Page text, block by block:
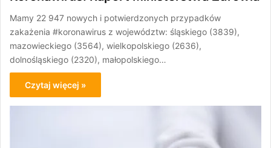
Mamy 22 947 nowych i potwierdzonych przypadków
zakażenia #koronawirus z województw: śląskiego (3839),
mazowieckiego (3564), wielkopolskiego (2636),
dolnośląskiego (2320), małopolskiego…
Czytaj więcej »